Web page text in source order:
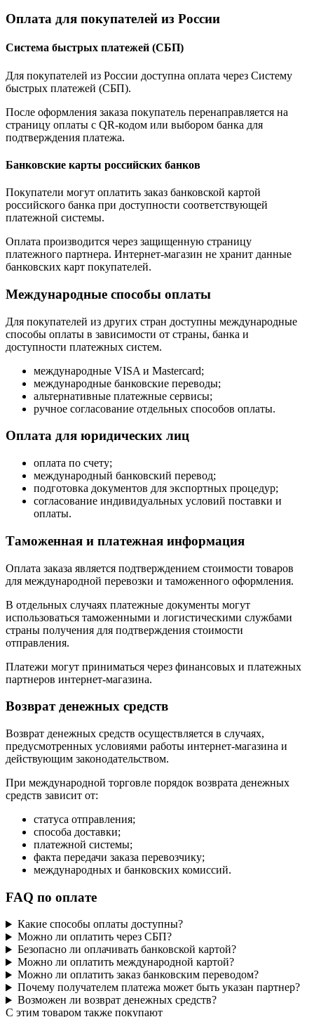
Оплата для покупателей из России
Система быстрых платежей (СБП)
Для покупателей из России доступна оплата через Систему
быстрых платежей (СБП).
После оформления заказа покупатель перенаправляется на
страницу оплаты с QR-кодом или выбором банка для
подтверждения платежа.
Банковские карты российских банков
Покупатели могут оплатить заказ банковской картой
российского банка при доступности соответствующей
платежной системы.
Оплата производится через защищенную страницу
платежного партнера. Интернет-магазин не хранит данные
банковских карт покупателей.
Международные способы оплаты
Для покупателей из других стран доступны международные
способы оплаты в зависимости от страны, банка и
доступности платежных систем.
международные VISA и Mastercard;
международные банковские переводы;
альтернативные платежные сервисы;
ручное согласование отдельных способов оплаты.
Оплата для юридических лиц
оплата по счету;
международный банковский перевод;
подготовка документов для экспортных процедур;
согласование индивидуальных условий поставки и
оплаты.
Таможенная и платежная информация
Оплата заказа является подтверждением стоимости товаров
для международной перевозки и таможенного оформления.
В отдельных случаях платежные документы могут
использоваться таможенными и логистическими службами
страны получения для подтверждения стоимости
отправления.
Платежи могут приниматься через финансовых и платежных
партнеров интернет-магазина.
Возврат денежных средств
Возврат денежных средств осуществляется в случаях,
предусмотренных условиями работы интернет-магазина и
действующим законодательством.
При международной торговле порядок возврата денежных
средств зависит от:
статуса отправления;
способа доставки;
платежной системы;
факта передачи заказа перевозчику;
международных и банковских комиссий.
FAQ по оплате
Какие способы оплаты доступны?
Можно ли оплатить через СБП?
Безопасно ли оплачивать банковской картой?
Можно ли оплатить международной картой?
Можно ли оплатить заказ банковским переводом?
Почему получателем платежа может быть указан партнер?
Возможен ли возврат денежных средств?
C этим товаром также покупают